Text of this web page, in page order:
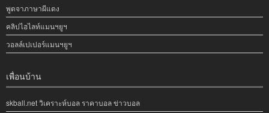
พูดจาภาษาผีแดง
คลิปไฮไลท์แมนฯยูฯ
วอลล์เปเปอร์แมนฯยูฯ
เพื่อนบ้าน
skball.net วิเคราะห์บอล ราคาบอล ข่าวบอล